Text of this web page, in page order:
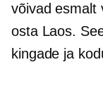
võivad esmalt
osta Laos.
kingade ja